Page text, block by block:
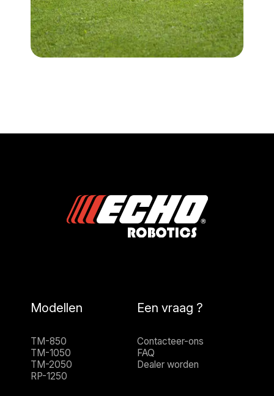
Modellen
TM-850
TM-1050
TM-2050
RP-1250
Een vraag ?
Contacteer-ons
FAQ
Dealer worden